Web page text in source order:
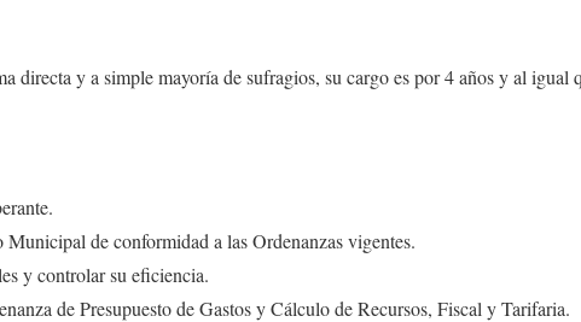
directa y a simple mayoría de sufragios, su cargo es por 4 años y al igual
de conformidad a las Ordenanzas vigentes.
y controlar su eficiencia.
de Presupuesto de Gastos y Cálculo de Recursos, Fiscal y Tarifaria.